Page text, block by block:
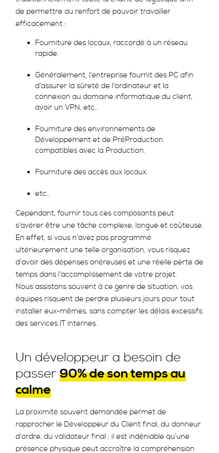
de permettre au renfort de pouvoir travailler
efficacement :
Fourniture des locaux, raccordé à un réseau
rapide.
Généralement, l'entreprise fournit des PC afin
d’assurer la sûreté de l'ordinateur et la
connexion au domaine informatique du client,
avoir un VPN, etc..
Fourniture des environnements de
Développement et de PréProduction
compatibles avec la Production.
Fourniture des accès aux locaux.
etc..
Cependant, fournir tous ces composants peut
s’avérer être une tâche complexe, longue et coûteuse.
En effet, si vous n’avez pas programmé
ultérieurement une telle organisation, vous risquez
d’avoir des dépenses onéreuses et une réelle perte de
temps dans l’accomplissement de votre projet.
Nous assistons souvent à ce genre de situation, vos
équipes risquent de perdre plusieurs jours pour tout
installer eux-mêmes, sans compter les délais excessifs
des services IT internes.
Un développeur a besoin de
passer 90% de son temps au
calme
La proximité souvent demandée permet de
rapprocher le Développeur du Client final, du donneur
d’ordre, du validateur final : il est indéniable qu’une
présence physique peut accroître la compréhension